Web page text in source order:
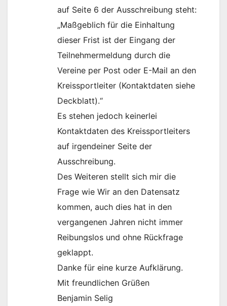
auf Seite 6 der Ausschreibung steht:
„Maßgeblich für die Einhaltung
dieser Frist ist der Eingang der
Teilnehmermeldung durch die
Vereine per Post oder E-Mail an den
Kreissportleiter (Kontaktdaten siehe
Deckblatt).“
Es stehen jedoch keinerlei
Kontaktdaten des Kreissportleiters
auf irgendeiner Seite der
Ausschreibung.
Des Weiteren stellt sich mir die
Frage wie Wir an den Datensatz
kommen, auch dies hat in den
vergangenen Jahren nicht immer
Reibungslos und ohne Rückfrage
geklappt.
Danke für eine kurze Aufklärung.
Mit freundlichen Grüßen
Benjamin Selig